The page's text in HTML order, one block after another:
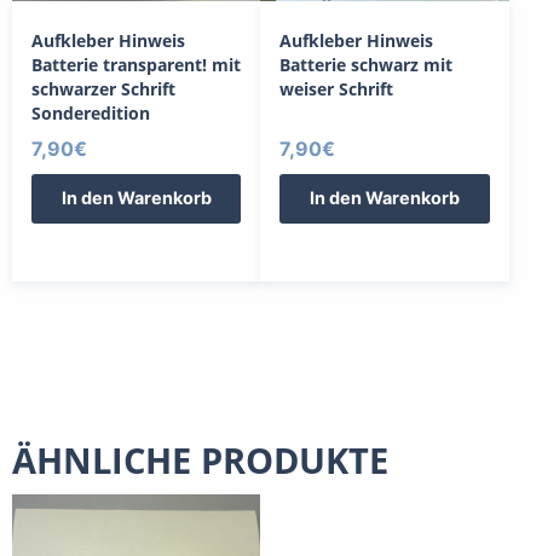
Aufkleber Hinweis
Batterie transparent! mit
schwarzer Schrift
Sonderedition
7,90€
In den Warenkorb
Aufkleber Hinweis
Batterie schwarz mit
weiser Schrift
7,90€
In den Warenkorb
ÄHNLICHE PRODUKTE